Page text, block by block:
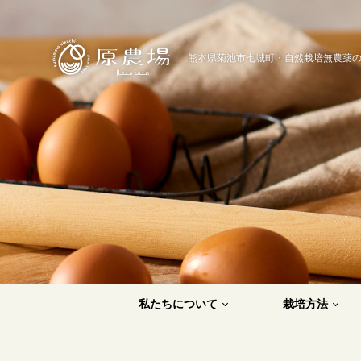
原農場
熊本県菊池市七城町・自然栽培無農薬
私たちについて 栽培方法